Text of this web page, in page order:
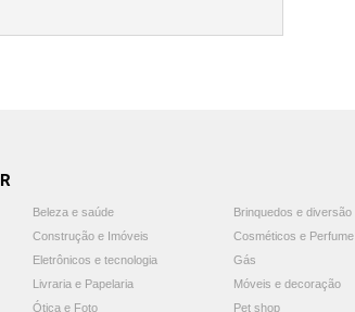
Beleza e saúde
Brinquedos e diversão
Construção e Imóveis
Cosméticos e Perfume
Eletrônicos e tecnologia
Gás
Livraria e Papelaria
Móveis e decoração
Ótica e Foto Pet shop